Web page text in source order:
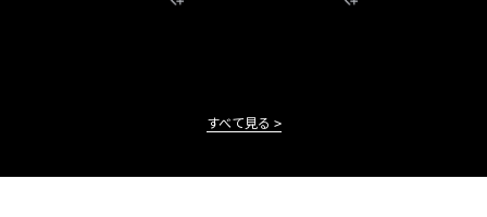
すべて見る